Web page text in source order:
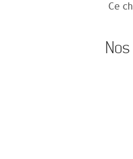
Ce